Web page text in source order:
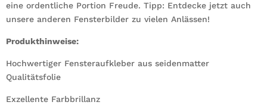
eine ordentliche Portion Freude. Tipp: Entdecke jetzt auch
unsere anderen Fensterbilder zu vielen Anlässen!
Produkthinweise:
Hochwertiger Fensteraufkleber aus seidenmatter
Qualitätsfolie
Exzellente Farbbrillanz